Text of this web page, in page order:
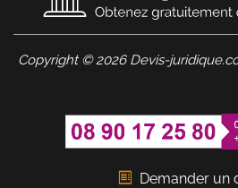
Copyright © 2026 Devis-
Demander un